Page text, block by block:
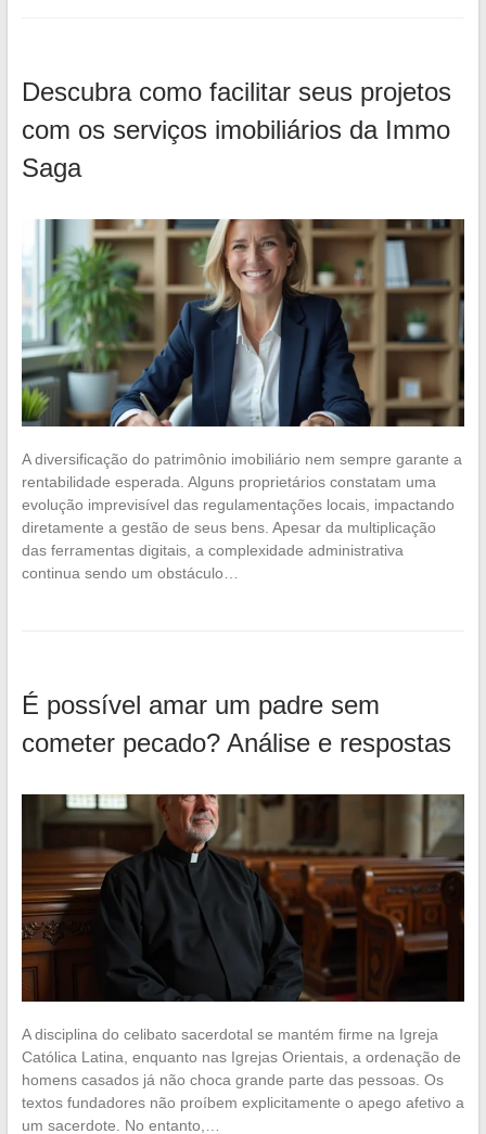
Descubra como facilitar seus projetos
com os serviços imobiliários da Immo
Saga
A diversificação do patrimônio imobiliário nem sempre garante a
rentabilidade esperada. Alguns proprietários constatam uma
evolução imprevisível das regulamentações locais, impactando
diretamente a gestão de seus bens. Apesar da multiplicação
das ferramentas digitais, a complexidade administrativa
continua sendo um obstáculo…
É possível amar um padre sem
cometer pecado? Análise e respostas
A disciplina do celibato sacerdotal se mantém firme na Igreja
Católica Latina, enquanto nas Igrejas Orientais, a ordenação de
homens casados já não choca grande parte das pessoas. Os
textos fundadores não proíbem explicitamente o apego afetivo a
um sacerdote. No entanto,…